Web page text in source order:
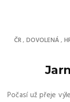
ČR, DOVOLENÁ ,
Počasí už přeje